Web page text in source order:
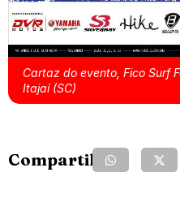
Cartaz do evento, Fico Surf
Itajaí (SC)
Compartilhe: